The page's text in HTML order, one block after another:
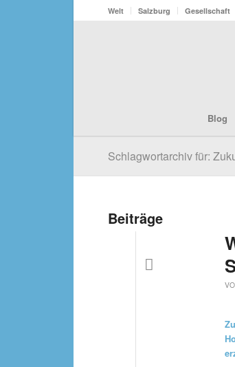
Welt Salzburg Gesellschaft
Blog
Schlagwortarchiv für:
Beiträge